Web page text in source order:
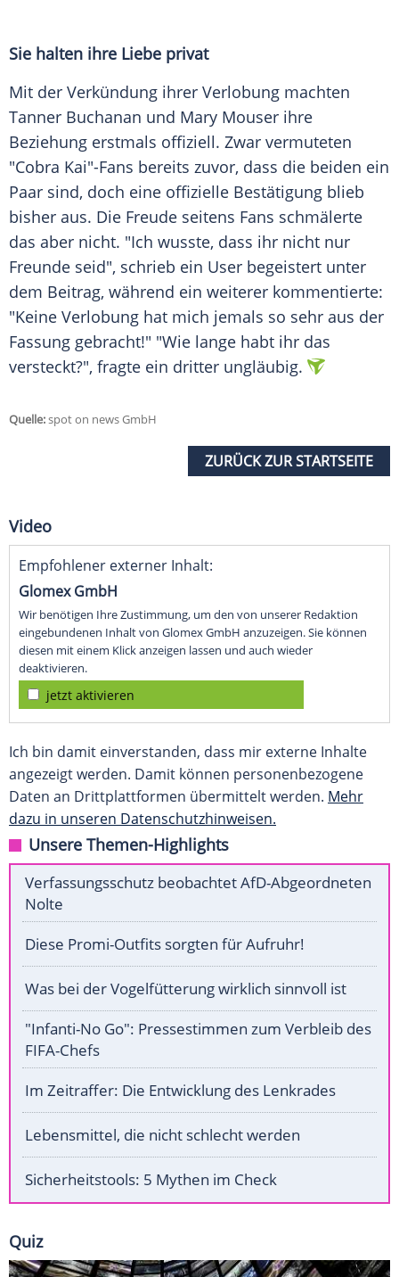
Sie halten ihre Liebe privat
Mit der Verkündung ihrer Verlobung machten
Tanner Buchanan und Mary Mouser ihre
Beziehung erstmals offiziell. Zwar vermuteten
"Cobra Kai"-Fans bereits zuvor, dass die beiden ein
Paar sind, doch eine offizielle Bestätigung blieb
bisher aus. Die Freude seitens Fans schmälerte
das aber nicht. "Ich wusste, dass ihr nicht nur
Freunde seid", schrieb ein User begeistert unter
dem Beitrag, während ein weiterer kommentierte:
"Keine Verlobung hat mich jemals so sehr aus der
Fassung gebracht!" "Wie lange habt ihr das
versteckt?", fragte ein dritter ungläubig.
Quelle:spot on news GmbH
ZURÜCK ZUR STARTSEITE
Video
Empfohlener externer Inhalt:
Glomex GmbH
Wir benötigen Ihre Zustimmung, um den von unserer Redaktion
eingebundenen Inhalt von Glomex GmbH anzuzeigen. Sie können
diesen mit einem Klick anzeigen lassen und auch wieder
deaktivieren.
jetzt aktivieren
Ich bin damit einverstanden, dass mir externe Inhalte
angezeigt werden. Damit können personenbezogene
Daten an Drittplattformen übermittelt werden. Mehr
dazu in unseren Datenschutzhinweisen.
Unsere Themen-Highlights
Verfassungsschutz beobachtet AfD-Abgeordneten
Nolte
Diese Promi-Outfits sorgten für Aufruhr!
Was bei der Vogelfütterung wirklich sinnvoll ist
"Infanti-No Go": Pressestimmen zum Verbleib des
FIFA-Chefs
Im Zeitraffer: Die Entwicklung des Lenkrades
Lebensmittel, die nicht schlecht werden
Sicherheitstools: 5 Mythen im Check
Quiz